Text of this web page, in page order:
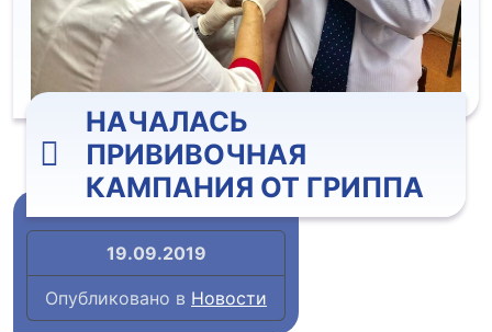
НАЧАЛАСЬ
ПРИВИВОЧНАЯ
КАМПАНИЯ ОТ ГРИППА
19.09.2019
Опубликовано в Новости